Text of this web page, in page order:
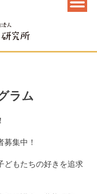
ラム
集中！
どもたちの好きを追求